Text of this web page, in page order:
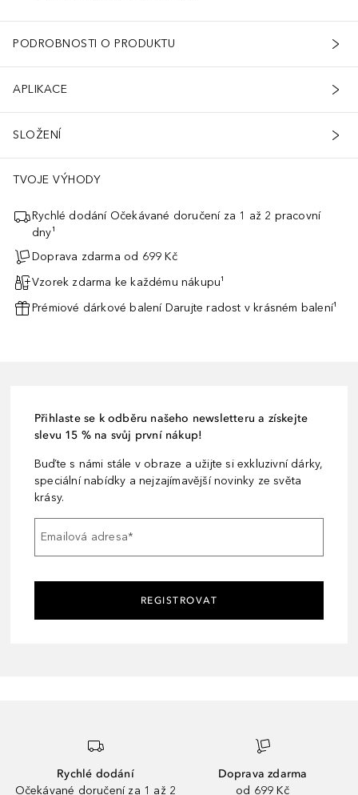
PODROBNOSTI O PRODUKTU
APLIKACE
SLOŽENÍ
TVOJE VÝHODY
Rychlé dodání Očekávané doručení za 1 až 2 pracovní
dny¹
Doprava zdarma od 699 Kč
Vzorek zdarma ke každému nákupu¹
Prémiové dárkové balení Darujte radost v krásném balení¹
Přihlaste se k odběru našeho newsletteru a získejte
slevu 15 % na svůj první nákup!
Buďte s námi stále v obraze a užijte si exkluzivní dárky,
speciální nabídky a nejzajímavější novinky ze světa
krásy.
Emailová adresa*
REGISTROVAT
Rychlé dodání
Očekávané doručení za 1 až 2
Doprava zdarma
od 699 Kč